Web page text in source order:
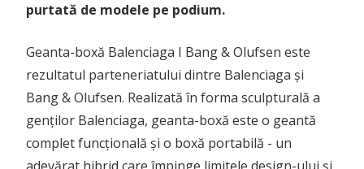
purtată de modele pe podium.
Geanta-boxă Balenciaga I Bang & Olufsen este
rezultatul parteneriatului dintre Balenciaga și
Bang & Olufsen. Realizată în forma sculpturală a
genților Balenciaga, geanta-boxă este o geantă
complet funcțională și o boxă portabilă - un